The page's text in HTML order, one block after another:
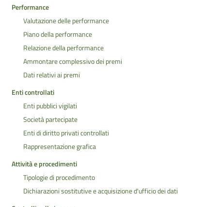
Performance
Valutazione delle performance
Piano della performance
Relazione della performance
Ammontare complessivo dei premi
Dati relativi ai premi
Enti controllati
Enti pubblici vigilati
Società partecipate
Enti di diritto privati controllati
Rappresentazione grafica
Attività e procedimenti
Tipologie di procedimento
Dichiarazioni sostitutive e acquisizione d'ufficio dei dati